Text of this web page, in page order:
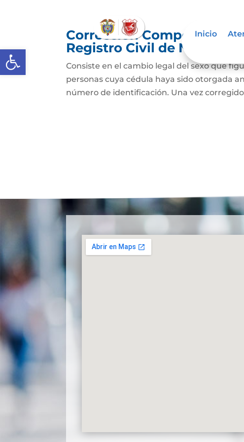
Abrir barra de herramientas
Inicio
Corrección Componente
Registro Civil de
Consiste en el cambio legal del sexo que
personas cuya cédula haya sido otorgada
número de identificación. Una vez